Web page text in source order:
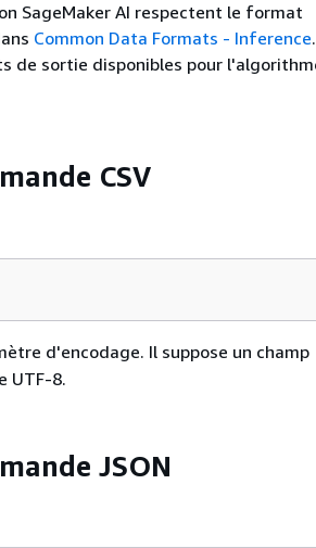
SageMaker AI respectent le format
Common Data Formats - Inference
de sortie disponibles pour
CSV
d'encodage. Il suppose un champ
UTF-8.
JSON